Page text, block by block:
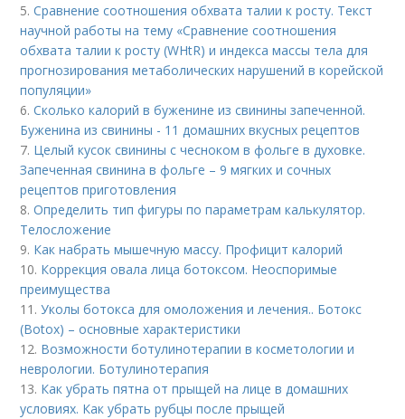
5.Сравнение соотношения обхвата талии к росту. Текст
научной работы на тему «Сравнение соотношения
обхвата талии к росту (WHtR) и индекса массы тела для
прогнозирования метаболических нарушений в корейской
популяции»
6.Сколько калорий в буженине из свинины запеченной.
Буженина из свинины - 11 домашних вкусных рецептов
7. Целый кусок свинины с чесноком в фольге в духовке.
Запеченная свинина в фольге – 9 мягких и сочных
рецептов приготовления
8.Определить тип фигуры по параметрам калькулятор.
Телосложение
9. Как набрать мышечную массу. Профицит калорий
10. Коррекция овала лица ботоксом. Неоспоримые
преимущества
11.Уколы ботокса для омоложения и лечения.. Ботокс
(Botox) – основные характеристики
12. Возможности ботулинотерапии в косметологии и
неврологии. Ботулинотерапия
13. Как убрать пятна от прыщей на лице в домашних
условиях. Как убрать рубцы после прыщей